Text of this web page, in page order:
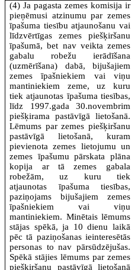
(4) Ja pagasta zemes komisija ir
pieņēmusi atzinumu par zemes
īpašuma tiesību atjaunošanu vai
līdzvērtīgas zemes piešķiršanu
īpašumā, bet nav veikta zemes
gabalu robežu ierādīšana
(uzmērīšana) dabā, bijušajiem
zemes īpašniekiem vai viņu
mantiniekiem zeme, uz kuru
tiek atjaunotas īpašuma tiesības,
līdz 1997.gada 30.novembrim
piešķirama pastāvīgā lietošanā.
Lēmums par zemes piešķiršanu
pastāvīgā lietošanā, kuram
pievienota zemes lietojumu un
zemes īpašumu pārskata plāna
kopija ar tā zemes gabala
robežām, uz kuru tiek
atjaunotas īpašuma tiesības,
paziņojams bijušajiem zemes
īpašniekiem vai viņu
mantiniekiem. Minētais lēmums
stājas spēkā, ja 10 dienu laikā
pēc tā paziņošanas ieinteresētās
personas to nav pārsūdzējušas.
Spēkā stājies lēmums par zemes
piešķiršanu pastāvīgā lietošanā